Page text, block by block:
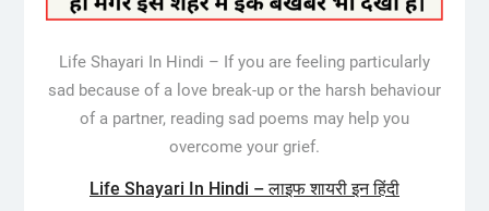
Life Shayari In Hindi – If you are feeling particularly
sad because of a love break-up or the harsh behaviour
of a partner, reading sad poems may help you
overcome your grief.
Life Shayari In Hindi – लाइफ शायरी इन हिंदी